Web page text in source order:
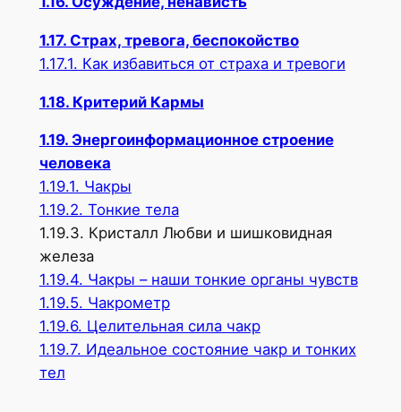
1.17. Страх, тревога, беспокойство
1.17.1. Как избавиться от страха и тревоги
1.18. Критерий Кармы
1.19. Энергоинформационное строение
человека
1.19.1. Чакры
1.19.2. Тонкие тела
1.19.3. Кристалл Любви и шишковидная
железа
1.19.4. Чакры – наши тонкие органы чувств
1.19.5. Чакрометр
1.19.6. Целительная сила чакр
1.19.7. Идеальное состояние чакр и тонких
тел